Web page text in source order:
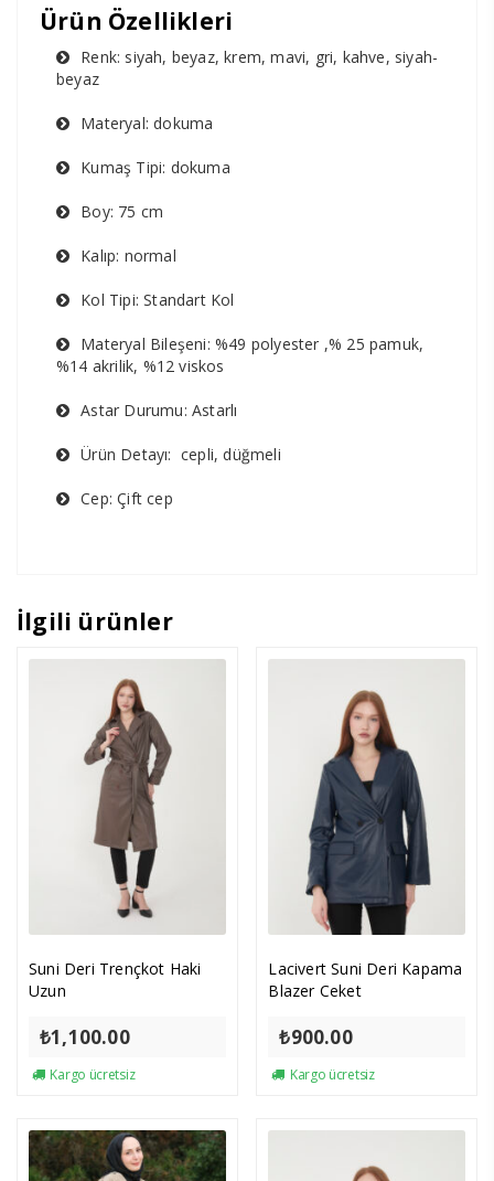
Ürün Özellikleri
Renk: siyah, beyaz, krem, mavi, gri, kahve, siyah-
beyaz
Materyal: dokuma
Kumaş Tipi: dokuma
Boy: 75 cm
Kalıp: normal
Kol Tipi: Standart Kol
Materyal Bileşeni: %49 polyester ,% 25 pamuk,
%14 akrilik, %12 viskos
Astar Durumu: Astarlı
Ürün Detayı: cepli, düğmeli
Cep: Çift cep
İlgili ürünler
Suni Deri Trençkot Haki
Uzun
₺1,100.00
Kargo ücretsiz
Lacivert Suni Deri Kapama
Blazer Ceket
₺900.00
Kargo ücretsiz